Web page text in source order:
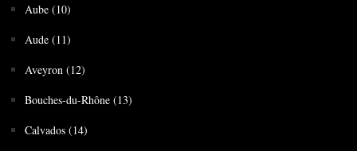
Aube (10)
Aude (11)
Aveyron (12)
Bouches-du-Rhône (13)
Calvados (14)